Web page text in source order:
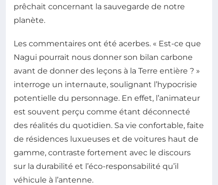
prêchait concernant la sauvegarde de notre
planète.
Les commentaires ont été acerbes. « Est-ce que
Nagui pourrait nous donner son bilan carbone
avant de donner des leçons à la Terre entière ? »
interroge un internaute, soulignant l’hypocrisie
potentielle du personnage. En effet, l’animateur
est souvent perçu comme étant déconnecté
des réalités du quotidien. Sa vie confortable, faite
de résidences luxueuses et de voitures haut de
gamme, contraste fortement avec le discours
sur la durabilité et l’éco-responsabilité qu’il
véhicule à l’antenne.